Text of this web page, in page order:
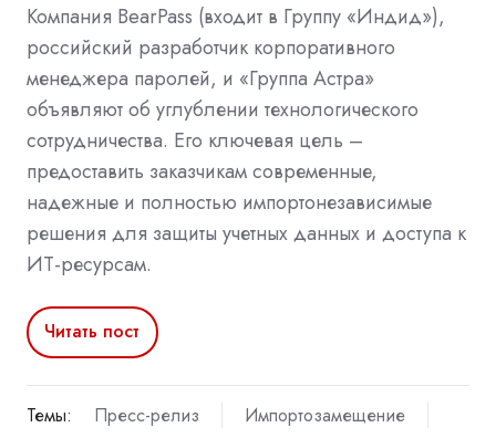
Компания BearPass (входит в Группу «Индид»),
российский разработчик корпоративного
менеджера паролей, и «Группа Астра»
объявляют об углублении технологического
сотрудничества. Его ключевая цель –
предоставить заказчикам современные,
надежные и полностью импортонезависимые
решения для защиты учетных данных и доступа к
ИТ-ресурсам.
Читать пост
Темы: Пресс-релиз
Импортозамещение